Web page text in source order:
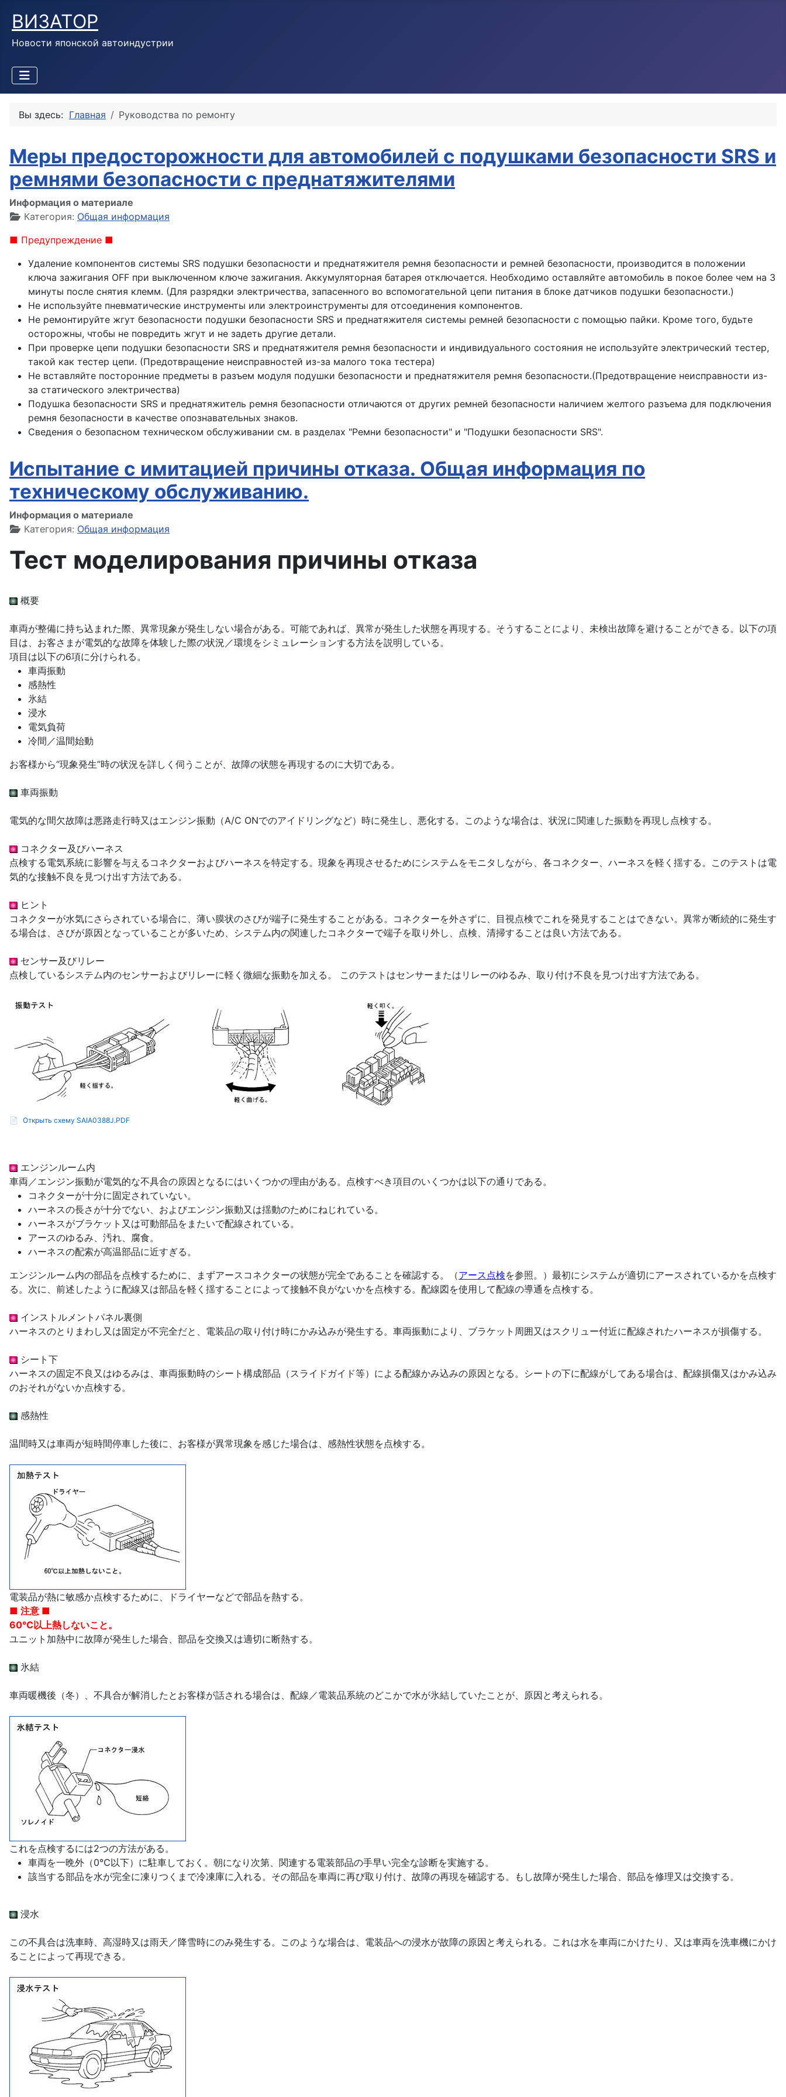
ВИЗАТОР
Новости японской автоиндустрии
Вы здесь: Главная Руководства по ремонту
Меры предосторожности для автомобилей с подушками безопасности SRS и
ремнями безопасности с преднатяжителями
Информация о материале
Категория: Общая информация
■ Предупреждение ■
Удаление компонентов системы SRS подушки безопасности и преднатяжителя ремня безопасности и ремней безопасности, производится в положении
ключа зажигания OFF при выключенном ключе зажигания. Аккумуляторная батарея отключается. Необходимо оставляйте автомобиль в покое более чем на 3
минуты после снятия клемм. (Для разрядки электричества, запасенного во вспомогательной цепи питания в блоке датчиков подушки безопасности.)
Не используйте пневматические инструменты или электроинструменты для отсоединения компонентов.
Не ремонтируйте жгут безопасности подушки безопасности SRS и преднатяжителя системы ремней безопасности с помощью пайки. Кроме того, будьте
осторожны, чтобы не повредить жгут и не задеть другие детали.
При проверке цепи подушки безопасности SRS и преднатяжителя ремня безопасности и индивидуального состояния не используйте электрический тестер,
такой как тестер цепи. (Предотвращение неисправностей из-за малого тока тестера)
Не вставляйте посторонние предметы в разъем модуля подушки безопасности и преднатяжителя ремня безопасности.(Предотвращение неисправности из-
за статического электричества)
Подушка безопасности SRS и преднатяжитель ремня безопасности отличаются от других ремней безопасности наличием желтого разъема для подключения
ремня безопасности в качестве опознавательных знаков.
Сведения о безопасном техническом обслуживании см. в разделах "Ремни безопасности" и "Подушки безопасности SRS".
Испытание с имитацией причины отказа. Общая информация по
техническому обслуживанию.
Информация о материале
Категория: Общая информация
Тест моделирования причины отказа
概要
車両が整備に持ち込まれた際、異常現象が発生しない場合がある。可能であれば、異常が発生した状態を再現する。そうすることにより、未検出故障を避けることができる。以下の項
目は、お客さまが電気的な故障を体験した際の状況／環境をシミュレーションする方法を説明している。
項目は以下の6項に分けられる。
車両振動
感熱性
氷結
浸水
電気負荷
冷間／温間始動
お客様から“現象発生”時の状況を詳しく伺うことが、故障の状態を再現するのに大切である。
車両振動
電気的な間欠故障は悪路走行時又はエンジン振動（A/C ONでのアイドリングなど）時に発生し、悪化する。このような場合は、状況に関連した振動を再現し点検する。
コネクター及びハーネス
点検する電気系統に影響を与えるコネクターおよびハーネスを特定する。現象を再現させるためにシステムをモニタしながら、各コネクター、ハーネスを軽く揺する。このテストは電
気的な接触不良を見つけ出す方法である。
ヒント
コネクターが水気にさらされている場合に、薄い膜状のさびが端子に発生することがある。コネクターを外さずに、目視点検でこれを発見することはできない。異常が断続的に発生す
る場合は、さびが原因となっていることが多いため、システム内の関連したコネクターで端子を取り外し、点検、清掃することは良い方法である。
センサー及びリレー
点検しているシステム内のセンサーおよびリレーに軽く微細な振動を加える。 このテストはセンサーまたはリレーのゆるみ、取り付け不良を見つけ出す方法である。
📄 Открыть схему SAIA0388J.PDF
エンジンルーム内
車両／エンジン振動が電気的な不具合の原因となるにはいくつかの理由がある。点検すべき項目のいくつかは以下の通りである。
コネクターが十分に固定されていない。
ハーネスの長さが十分でない、およびエンジン振動又は揺動のためにねじれている。
ハーネスがブラケット又は可動部品をまたいで配線されている。
アースのゆるみ、汚れ、腐食。
ハーネスの配索が高温部品に近すぎる。
エンジンルーム内の部品を点検するために、まずアースコネクターの状態が完全であることを確認する。（アース点検を参照。）最初にシステムが適切にアースされているかを点検す
る。次に、前述したように配線又は部品を軽く揺することによって接触不良がないかを点検する。配線図を使用して配線の導通を点検する。
インストルメントパネル裏側
ハーネスのとりまわし又は固定が不完全だと、電装品の取り付け時にかみ込みが発生する。車両振動により、ブラケット周囲又はスクリュー付近に配線されたハーネスが損傷する。
シート下
ハーネスの固定不良又はゆるみは、車両振動時のシート構成部品（スライドガイド等）による配線かみ込みの原因となる。シートの下に配線がしてある場合は、配線損傷又はかみ込み
のおそれがないか点検する。
感熱性
温間時又は車両が短時間停車した後に、お客様が異常現象を感じた場合は、感熱性状態を点検する。
電装品が熱に敏感か点検するために、ドライヤーなどで部品を熱する。
■ 注意 ■
60℃以上熱しないこと。
ユニット加熱中に故障が発生した場合、部品を交換又は適切に断熱する。
氷結
車両暖機後（冬）、不具合が解消したとお客様が話される場合は、配線／電装品系統のどこかで水が氷結していたことが、原因と考えられる。
これを点検するには2つの方法がある。
車両を一晩外（0℃以下）に駐車しておく。朝になり次第、関連する電装部品の手早い完全な診断を実施する。
該当する部品を水が完全に凍りつくまで冷凍庫に入れる。その部品を車両に再び取り付け、故障の再現を確認する。もし故障が発生した場合、部品を修理又は交換する。
浸水
この不具合は洗車時、高湿時又は雨天／降雪時にのみ発生する。このような場合は、電装品への浸水が故障の原因と考えられる。これは水を車両にかけたり、又は車両を洗車機にかけ
ることによって再現できる。